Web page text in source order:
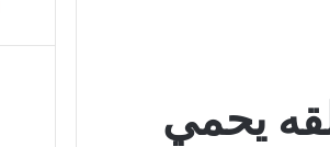
يحمي